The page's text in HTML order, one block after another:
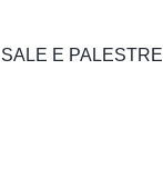
E PALESTRE